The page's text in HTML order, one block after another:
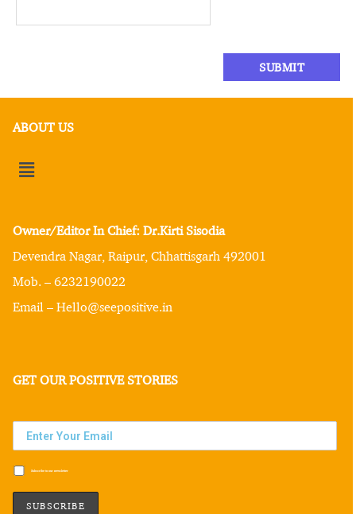
ABOUT US
Owner/Editor In Chief: Dr.Kirti Sisodia
Devendra Nagar, Raipur, Chhattisgarh 492001
Mob. – 6232190022
Email – Hello@seepositive.in
GET OUR POSITIVE STORIES
Subscribe to our newsletter